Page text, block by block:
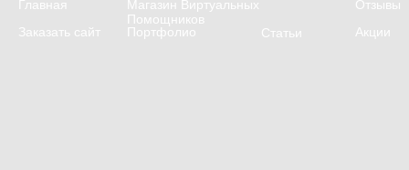
Главная
Магазин Виртуальных
Помощников
Отзывы
Заказать сайт
Портфолио Акции
Статьи